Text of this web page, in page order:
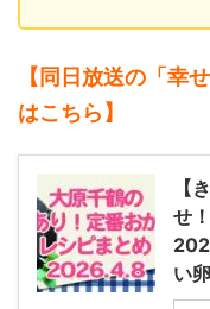
【同日放送の「幸
はこちら】
【
せ
い